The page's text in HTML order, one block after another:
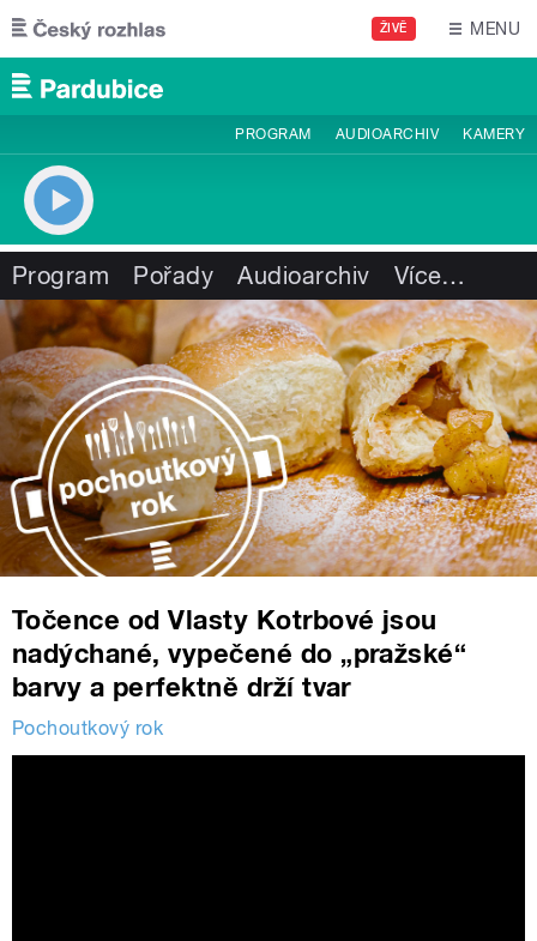
Přejít k hlavnímu obsahu
ŽIVĚ MENU
PROGRAM AUDIOARCHIV KAMERY
Program Pořady Audioarchiv Více…
Točence od Vlasty Kotrbové jsou
nadýchané, vypečené do „pražské“
barvy a perfektně drží tvar
Pochoutkový rok